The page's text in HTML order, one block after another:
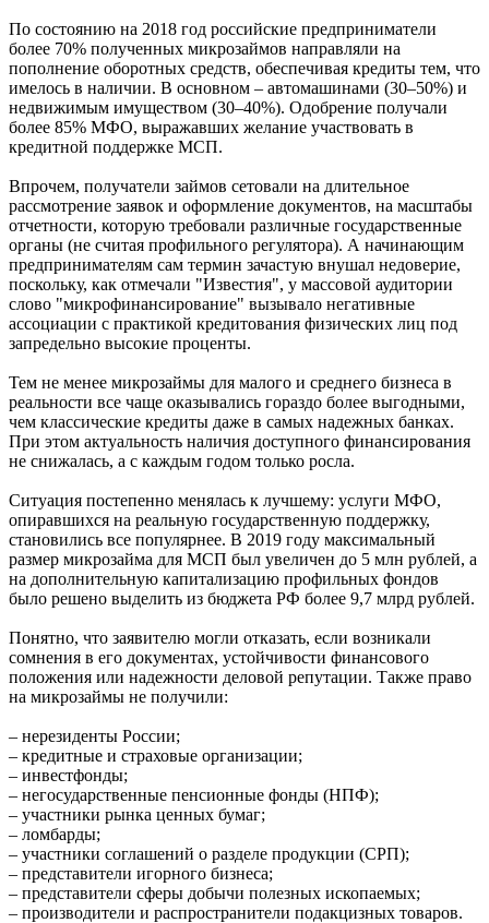
По состоянию на 2018 год российские предприниматели
более 70% полученных микрозаймов направляли на
пополнение оборотных средств, обеспечивая кредиты тем, что
имелось в наличии. В основном – автомашинами (30–50%) и
недвижимым имуществом (30–40%). Одобрение получали
более 85% МФО, выражавших желание участвовать в
кредитной поддержке МСП.
Впрочем, получатели займов сетовали на длительное
рассмотрение заявок и оформление документов, на масштабы
отчетности, которую требовали различные государственные
органы (не считая профильного регулятора). А начинающим
предпринимателям сам термин зачастую внушал недоверие,
поскольку, как отмечали "Известия", у массовой аудитории
слово "микрофинансирование" вызывало негативные
ассоциации с практикой кредитования физических лиц под
запредельно высокие проценты.
Тем не менее микрозаймы для малого и среднего бизнеса в
реальности все чаще оказывались гораздо более выгодными,
чем классические кредиты даже в самых надежных банках.
При этом актуальность наличия доступного финансирования
не снижалась, а с каждым годом только росла.
Ситуация постепенно менялась к лучшему: услуги МФО,
опиравшихся на реальную государственную поддержку,
становились все популярнее. В 2019 году максимальный
размер микрозайма для МСП был увеличен до 5 млн рублей, а
на дополнительную капитализацию профильных фондов
было решено выделить из бюджета РФ более 9,7 млрд рублей.
Понятно, что заявителю могли отказать, если возникали
сомнения в его документах, устойчивости финансового
положения или надежности деловой репутации. Также право
на микрозаймы не получили:
– нерезиденты России;
– кредитные и страховые организации;
– инвестфонды;
– негосударственные пенсионные фонды (НПФ);
– участники рынка ценных бумаг;
– ломбарды;
– участники соглашений о разделе продукции (СРП);
– представители игорного бизнеса;
– представители сферы добычи полезных ископаемых;
– производители и распространители подакцизных товаров.